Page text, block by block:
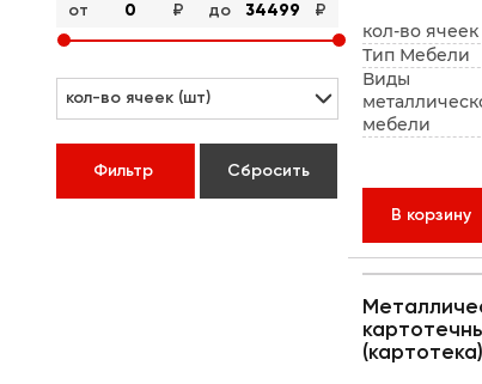
от ₽ до ₽
кол-во ячеек (шт)
Фильтр Сбросить
кол-во ячеек
Тип Мебели
Виды
мебели
В корзину